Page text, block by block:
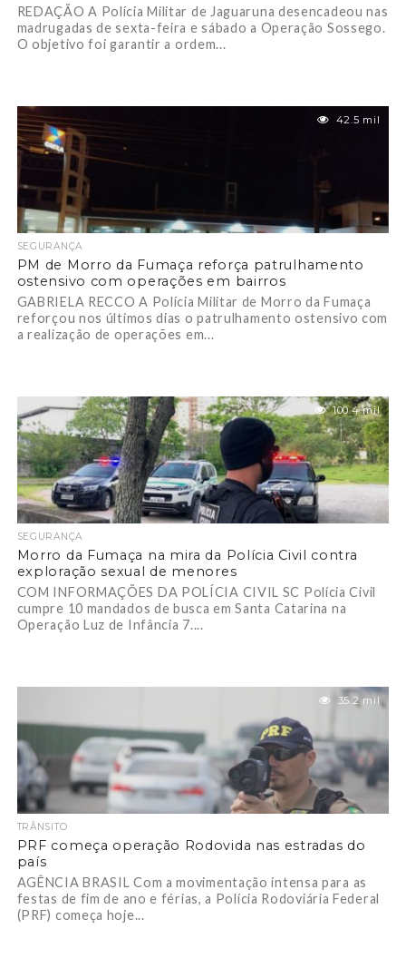
REDAÇÃO A Polícia Militar de Jaguaruna desencadeou nas
madrugadas de sexta-feira e sábado a Operação Sossego.
O objetivo foi garantir a ordem...
42.5 mil
SEGURANÇA
PM de Morro da Fumaça reforça patrulhamento
ostensivo com operações em bairros
GABRIELA RECCO A Polícia Militar de Morro da Fumaça
reforçou nos últimos dias o patrulhamento ostensivo com
a realização de operações em...
100.4 mil
SEGURANÇA
Morro da Fumaça na mira da Polícia Civil contra
exploração sexual de menores
COM INFORMAÇÕES DA POLÍCIA CIVIL SC Polícia Civil
cumpre 10 mandados de busca em Santa Catarina na
Operação Luz de Infância 7....
35.2 mil
TRÂNSITO
PRF começa operação Rodovida nas estradas do
país
AGÊNCIA BRASIL Com a movimentação intensa para as
festas de fim de ano e férias, a Polícia Rodoviária Federal
(PRF) começa hoje...